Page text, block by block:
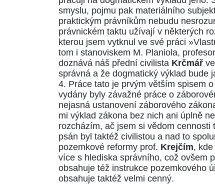
smyslu, pojmu pak materiálního
praktickým právníkům nebudu
právnickém taktu užívají v některých
kterou jsem vytknul ve své práci
tom i stanoviskem M. Planiola,
doznává náš přední civilista Krčmář
správná a že dogmatický výklad bude
4. Práce tato je prvým větším spisem
vydány byly závažné práce o
nejasná ustanovení záborového
mi výklad zákona bez nich ani úplně
rozcházím, ač jsem si vědom
psán byl taktéž civilistou a nad to
pozemkové reformy prof. Krejčím,
více s hlediska správního, což ovšem
obsahuje též instrukce pozemkového
obsahuje taktéž velmi cenný.